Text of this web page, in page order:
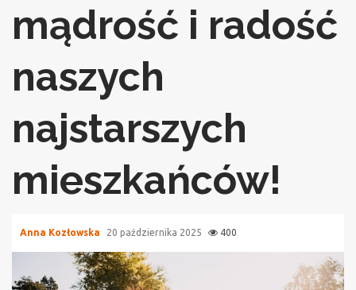
mądrość i radość
naszych
najstarszych
mieszkańców!
Anna Kozłowska 20 października 2025 400